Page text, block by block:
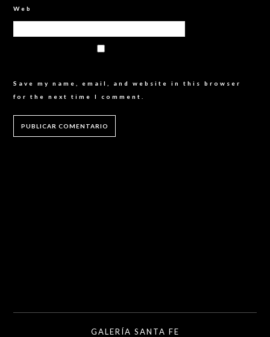
Web
Save my name, email, and website in this browser
for the next time I comment.
GALERÍA SANTA FE